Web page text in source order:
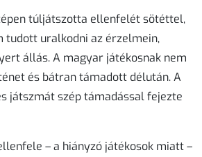
túljátszotta ellenfelét sötéttel,
tudott uralkodni az érzelmein,
állás. A magyar játékosnak nem
és bátran támadott délután. A
játszmát szép támadással fejezte
– a hiányzó játékosok miatt –